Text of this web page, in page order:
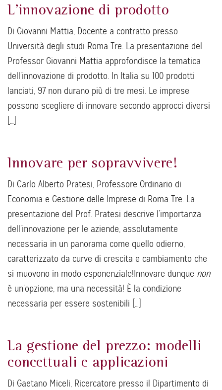
L’innovazione di prodotto
Di Giovanni Mattia, Docente a contratto presso
Università degli studi Roma Tre. La presentazione del
Professor Giovanni Mattia approfondisce la tematica
dell’innovazione di prodotto. In Italia su 100 prodotti
lanciati, 97 non durano più di tre mesi. Le imprese
possono scegliere di innovare secondo approcci diversi
[…]
Innovare per sopravvivere!
Di Carlo Alberto Pratesi, Professore Ordinario di
Economia e Gestione delle Imprese di Roma Tre. La
presentazione del Prof. Pratesi descrive l’importanza
dell’innovazione per le aziende, assolutamente
necessaria in un panorama come quello odierno,
caratterizzato da curve di crescita e cambiamento che
si muovono in modo esponenziale!Innovare dunque non
è un’opzione, ma una necessità! È la condizione
necessaria per essere sostenibili […]
La gestione del prezzo: modelli
concettuali e applicazioni
Di Gaetano Miceli, Ricercatore presso il Dipartimento di